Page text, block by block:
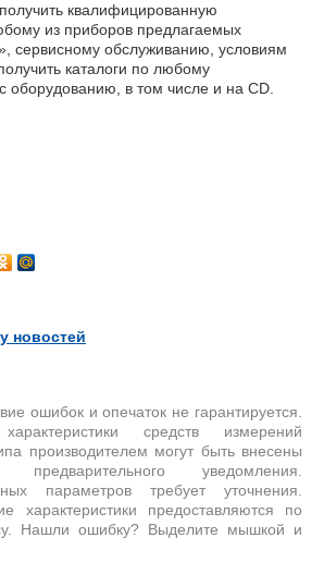
квалифицированную
из приборов предлагаемых
сервисному обслуживанию, условиям
каталоги по любому
оборудованию, в том числе и на CD.
новостей
ошибок и опечаток не гарантируется.
средств измерений
производителем могут быть внесены
уведомления.
параметров требует уточнения.
характеристики предоставляются по
Нашли ошибку? Выделите мышкой и